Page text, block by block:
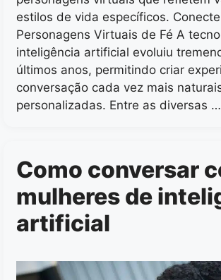
estilos de vida específicos.
Personagens Virtuais de Fé A
inteligência artificial evoluiu
últimos anos, permitindo criar
conversação cada vez mais
personalizadas. Entre as diversas …
Como conversar
mulheres de
artificial